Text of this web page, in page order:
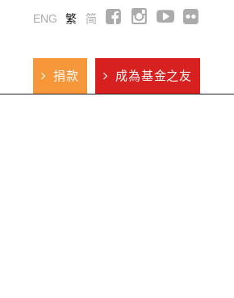
ENG 繁 简
成為基金之友
捐款